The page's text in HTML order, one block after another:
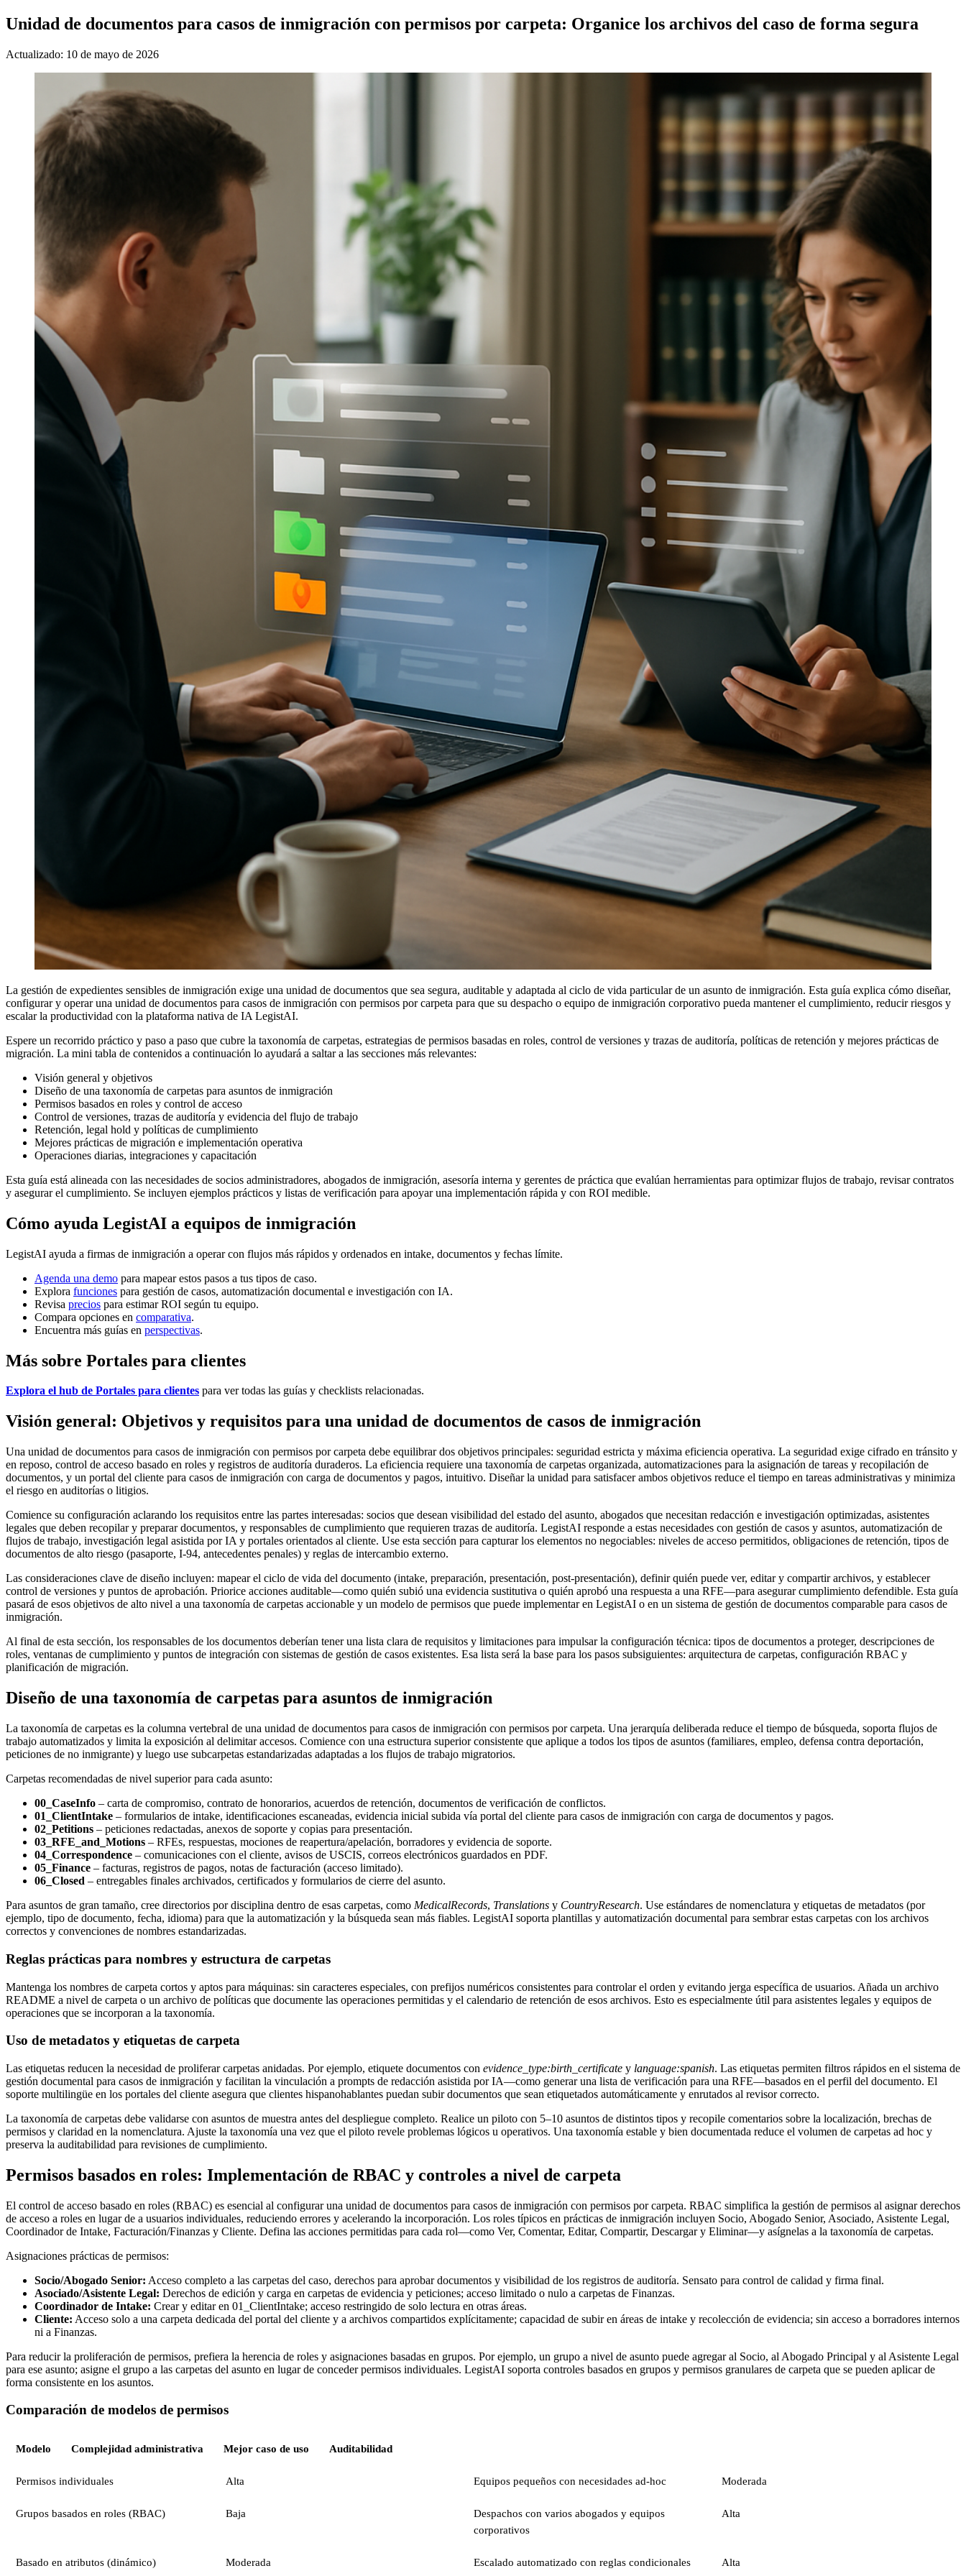
Unidad de documentos para casos de inmigración con permisos por carpeta: Organice los archivos del caso de forma segura
Actualizado: 10 de mayo de 2026
La gestión de expedientes sensibles de inmigración exige una unidad de documentos que sea segura, auditable y adaptada al ciclo de vida particular de un asunto de inmigración. Esta guía explica cómo diseñar,
configurar y operar una unidad de documentos para casos de inmigración con permisos por carpeta para que su despacho o equipo de inmigración corporativo pueda mantener el cumplimiento, reducir riesgos y
escalar la productividad con la plataforma nativa de IA LegistAI.
Espere un recorrido práctico y paso a paso que cubre la taxonomía de carpetas, estrategias de permisos basadas en roles, control de versiones y trazas de auditoría, políticas de retención y mejores prácticas de
migración. La mini tabla de contenidos a continuación lo ayudará a saltar a las secciones más relevantes:
Visión general y objetivos
Diseño de una taxonomía de carpetas para asuntos de inmigración
Permisos basados en roles y control de acceso
Control de versiones, trazas de auditoría y evidencia del flujo de trabajo
Retención, legal hold y políticas de cumplimiento
Mejores prácticas de migración e implementación operativa
Operaciones diarias, integraciones y capacitación
Esta guía está alineada con las necesidades de socios administradores, abogados de inmigración, asesoría interna y gerentes de práctica que evalúan herramientas para optimizar flujos de trabajo, revisar contratos
y asegurar el cumplimiento. Se incluyen ejemplos prácticos y listas de verificación para apoyar una implementación rápida y con ROI medible.
Cómo ayuda LegistAI a equipos de inmigración
LegistAI ayuda a firmas de inmigración a operar con flujos más rápidos y ordenados en intake, documentos y fechas límite.
Agenda una demo para mapear estos pasos a tus tipos de caso.
Explora funciones para gestión de casos, automatización documental e investigación con IA.
Revisa precios para estimar ROI según tu equipo.
Compara opciones en comparativa.
Encuentra más guías en perspectivas.
Más sobre Portales para clientes
Explora el hub de Portales para clientes para ver todas las guías y checklists relacionadas.
Visión general: Objetivos y requisitos para una unidad de documentos de casos de inmigración
Una unidad de documentos para casos de inmigración con permisos por carpeta debe equilibrar dos objetivos principales: seguridad estricta y máxima eficiencia operativa. La seguridad exige cifrado en tránsito y
en reposo, control de acceso basado en roles y registros de auditoría duraderos. La eficiencia requiere una taxonomía de carpetas organizada, automatizaciones para la asignación de tareas y recopilación de
documentos, y un portal del cliente para casos de inmigración con carga de documentos y pagos, intuitivo. Diseñar la unidad para satisfacer ambos objetivos reduce el tiempo en tareas administrativas y minimiza
el riesgo en auditorías o litigios.
Comience su configuración aclarando los requisitos entre las partes interesadas: socios que desean visibilidad del estado del asunto, abogados que necesitan redacción e investigación optimizadas, asistentes
legales que deben recopilar y preparar documentos, y responsables de cumplimiento que requieren trazas de auditoría. LegistAI responde a estas necesidades con gestión de casos y asuntos, automatización de
flujos de trabajo, investigación legal asistida por IA y portales orientados al cliente. Use esta sección para capturar los elementos no negociables: niveles de acceso permitidos, obligaciones de retención, tipos de
documentos de alto riesgo (pasaporte, I-94, antecedentes penales) y reglas de intercambio externo.
Las consideraciones clave de diseño incluyen: mapear el ciclo de vida del documento (intake, preparación, presentación, post-presentación), definir quién puede ver, editar y compartir archivos, y establecer
control de versiones y puntos de aprobación. Priorice acciones auditable—como quién subió una evidencia sustitutiva o quién aprobó una respuesta a una RFE—para asegurar cumplimiento defendible. Esta guía
pasará de esos objetivos de alto nivel a una taxonomía de carpetas accionable y un modelo de permisos que puede implementar en LegistAI o en un sistema de gestión de documentos comparable para casos de
inmigración.
Al final de esta sección, los responsables de los documentos deberían tener una lista clara de requisitos y limitaciones para impulsar la configuración técnica: tipos de documentos a proteger, descripciones de
roles, ventanas de cumplimiento y puntos de integración con sistemas de gestión de casos existentes. Esa lista será la base para los pasos subsiguientes: arquitectura de carpetas, configuración RBAC y
planificación de migración.
Diseño de una taxonomía de carpetas para asuntos de inmigración
La taxonomía de carpetas es la columna vertebral de una unidad de documentos para casos de inmigración con permisos por carpeta. Una jerarquía deliberada reduce el tiempo de búsqueda, soporta flujos de
trabajo automatizados y limita la exposición al delimitar accesos. Comience con una estructura superior consistente que aplique a todos los tipos de asuntos (familiares, empleo, defensa contra deportación,
peticiones de no inmigrante) y luego use subcarpetas estandarizadas adaptadas a los flujos de trabajo migratorios.
Carpetas recomendadas de nivel superior para cada asunto:
00_CaseInfo – carta de compromiso, contrato de honorarios, acuerdos de retención, documentos de verificación de conflictos.
01_ClientIntake – formularios de intake, identificaciones escaneadas, evidencia inicial subida vía portal del cliente para casos de inmigración con carga de documentos y pagos.
02_Petitions – peticiones redactadas, anexos de soporte y copias para presentación.
03_RFE_and_Motions – RFEs, respuestas, mociones de reapertura/apelación, borradores y evidencia de soporte.
04_Correspondence – comunicaciones con el cliente, avisos de USCIS, correos electrónicos guardados en PDF.
05_Finance – facturas, registros de pagos, notas de facturación (acceso limitado).
06_Closed – entregables finales archivados, certificados y formularios de cierre del asunto.
Para asuntos de gran tamaño, cree directorios por disciplina dentro de esas carpetas, como MedicalRecords, Translations y CountryResearch. Use estándares de nomenclatura y etiquetas de metadatos (por
ejemplo, tipo de documento, fecha, idioma) para que la automatización y la búsqueda sean más fiables. LegistAI soporta plantillas y automatización documental para sembrar estas carpetas con los archivos
correctos y convenciones de nombres estandarizadas.
Reglas prácticas para nombres y estructura de carpetas
Mantenga los nombres de carpeta cortos y aptos para máquinas: sin caracteres especiales, con prefijos numéricos consistentes para controlar el orden y evitando jerga específica de usuarios. Añada un archivo
README a nivel de carpeta o un archivo de políticas que documente las operaciones permitidas y el calendario de retención de esos archivos. Esto es especialmente útil para asistentes legales y equipos de
operaciones que se incorporan a la taxonomía.
Uso de metadatos y etiquetas de carpeta
Las etiquetas reducen la necesidad de proliferar carpetas anidadas. Por ejemplo, etiquete documentos con evidence_type:birth_certificate y language:spanish. Las etiquetas permiten filtros rápidos en el sistema de
gestión documental para casos de inmigración y facilitan la vinculación a prompts de redacción asistida por IA—como generar una lista de verificación para una RFE—basados en el perfil del documento. El
soporte multilingüe en los portales del cliente asegura que clientes hispanohablantes puedan subir documentos que sean etiquetados automáticamente y enrutados al revisor correcto.
La taxonomía de carpetas debe validarse con asuntos de muestra antes del despliegue completo. Realice un piloto con 5–10 asuntos de distintos tipos y recopile comentarios sobre la localización, brechas de
permisos y claridad en la nomenclatura. Ajuste la taxonomía una vez que el piloto revele problemas lógicos u operativos. Una taxonomía estable y bien documentada reduce el volumen de carpetas ad hoc y
preserva la auditabilidad para revisiones de cumplimiento.
Permisos basados en roles: Implementación de RBAC y controles a nivel de carpeta
El control de acceso basado en roles (RBAC) es esencial al configurar una unidad de documentos para casos de inmigración con permisos por carpeta. RBAC simplifica la gestión de permisos al asignar derechos
de acceso a roles en lugar de a usuarios individuales, reduciendo errores y acelerando la incorporación. Los roles típicos en prácticas de inmigración incluyen Socio, Abogado Senior, Asociado, Asistente Legal,
Coordinador de Intake, Facturación/Finanzas y Cliente. Defina las acciones permitidas para cada rol—como Ver, Comentar, Editar, Compartir, Descargar y Eliminar—y asígnelas a la taxonomía de carpetas.
Asignaciones prácticas de permisos:
Socio/Abogado Senior: Acceso completo a las carpetas del caso, derechos para aprobar documentos y visibilidad de los registros de auditoría. Sensato para control de calidad y firma final.
Asociado/Asistente Legal: Derechos de edición y carga en carpetas de evidencia y peticiones; acceso limitado o nulo a carpetas de Finanzas.
Coordinador de Intake: Crear y editar en 01_ClientIntake; acceso restringido de solo lectura en otras áreas.
Cliente: Acceso solo a una carpeta dedicada del portal del cliente y a archivos compartidos explícitamente; capacidad de subir en áreas de intake y recolección de evidencia; sin acceso a borradores internos
ni a Finanzas.
Para reducir la proliferación de permisos, prefiera la herencia de roles y asignaciones basadas en grupos. Por ejemplo, un grupo a nivel de asunto puede agregar al Socio, al Abogado Principal y al Asistente Legal
para ese asunto; asigne el grupo a las carpetas del asunto en lugar de conceder permisos individuales. LegistAI soporta controles basados en grupos y permisos granulares de carpeta que se pueden aplicar de
forma consistente en los asuntos.
Comparación de modelos de permisos
Modelo Complejidad administrativa Mejor caso de uso Auditabilidad
Permisos individuales Alta Equipos pequeños con necesidades ad-hoc Moderada
Grupos basados en roles (RBAC) Baja
Despachos con varios abogados y equipos
corporativos
Alta
Basado en atributos (dinámico) Moderada Escalado automatizado con reglas condicionales Alta